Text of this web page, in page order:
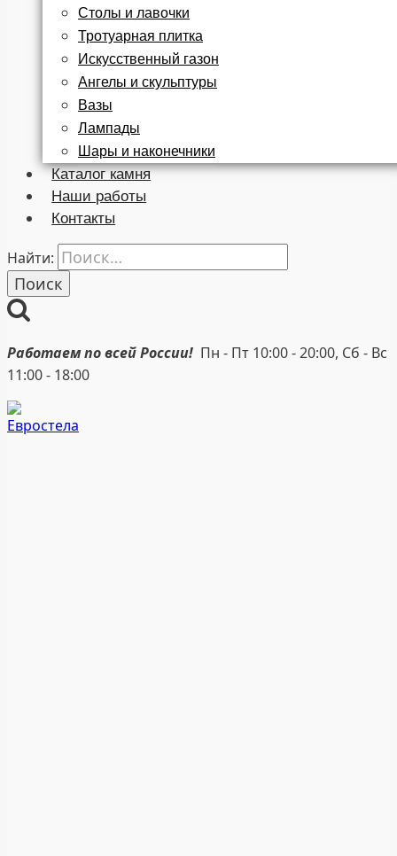
Столы и лавочки
Тротуарная плитка
Искусственный газон
Ангелы и скульптуры
Вазы
Лампады
Шары и наконечники
Каталог камня
Наши работы
Контакты
Найти:
Работаем по всей России! Пн - Пт 10:00 - 20:00, Сб - Вс
11:00 - 18:00